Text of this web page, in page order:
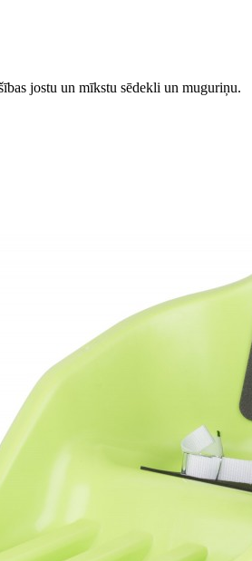
jostu un mīkstu sēdekli un muguriņu.